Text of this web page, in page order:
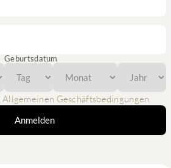
Geburtsdatum
Allgemeinen Geschäftsbedingungen
Anmelden